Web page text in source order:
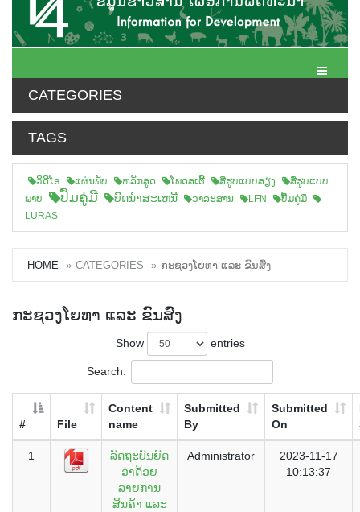
Toggle
CATEGORIES
TAGS
ວິດີໂອ ແຜ່ນພັບ ຫລັກສູດ ໂພດສເຕີ້ ສືຮູບແບບສຽງ
ສື່ຮູບແບບ
ພາບ
ປື້ມຄູ່ມື ບົດນຳສະເຫນີ ວາລະສານ LFN
ປື້ມຄູ່ມື
LURAS
HOME CATEGORIES ກະຊວງໂຍທາ ແລະ ຂົນສົ່ງ
ກະຊວງໂຍທາ ແລະ ຂົນສົ່ງ
Show entries
Search:
# File
Content
name
Submitted
By
Submitted
On
1
ລັດຖະບັນຍັດ
ວ່າດ້ວຍ
ລາຍການ
ສິນຄ້າ ແລະ
Administrator
2023-11-17
10:13:37